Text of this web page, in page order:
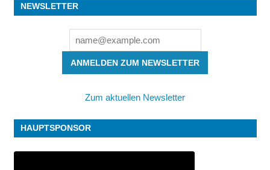
NEWSLETTER
ANMELDEN ZUM NEWSLETTER
Zum aktuellen Newsletter
HAUPTSPONSOR